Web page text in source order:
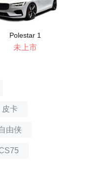
Polestar 1
未上市
皮卡
由侠